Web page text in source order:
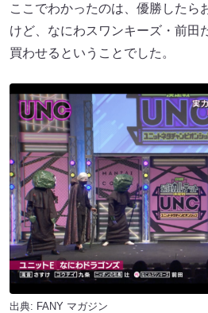
ここでわかったのは、優勝したら
けど、なにわスワンキーズ・前田
買わせるということでした。
出典: FANY マガジン